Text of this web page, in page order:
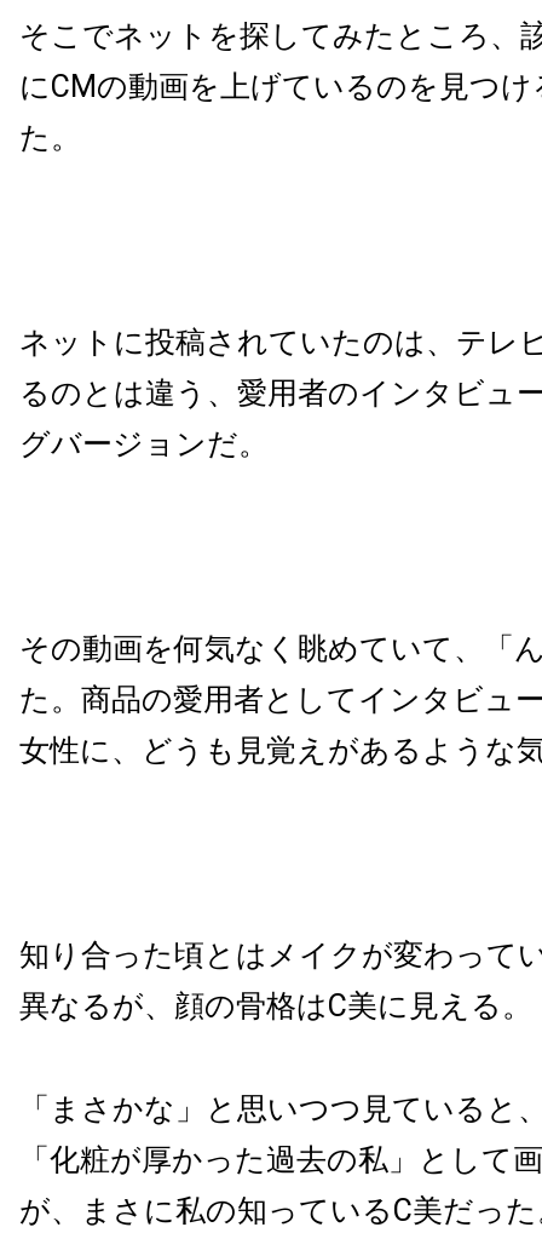
そこでネットを探してみたところ、
にCMの動画を上げているのを見つ
た。
ネットに投稿されていたのは、テレ
るのとは違う、愛用者のインタビュ
グバージョンだ。
その動画を何気なく眺めていて、「
た。商品の愛用者としてインタビュ
女性に、どうも見覚えがあるような
知り合った頃とはメイクが変わって
異なるが、顔の骨格はC美に見える。
「まさかな」と思いつつ見ていると
「化粧が厚かった過去の私」として
が、まさに私の知っているC美だっ